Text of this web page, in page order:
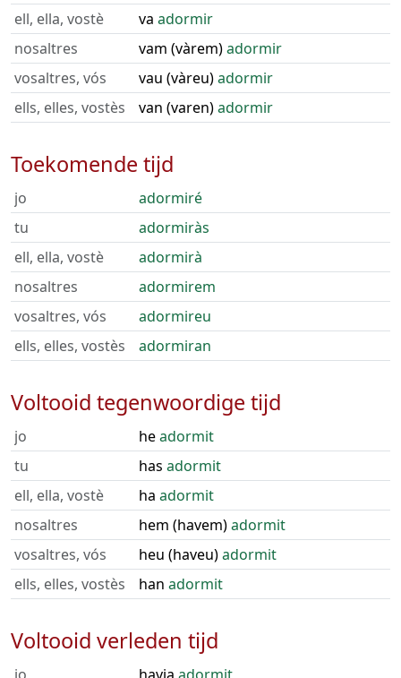
ell, ella, vostè
va adormir
nosaltres
vam (vàrem)adormir
vosaltres, vós
vau (vàreu)adormir
ells, elles, vostès
van (varen)adormir
Toekomende tijd
jo
adormiré
tu
adormiràs
ell, ella, vostè
adormirà
nosaltres
adormirem
vosaltres, vós
adormireu
ells, elles, vostès
adormiran
Voltooid tegenwoordige tijd
jo headormit
tu
has adormit
ell, ella, vostè
ha adormit
nosaltres
hem (havem)adormit
vosaltres, vós
heu (haveu)adormit
ells, elles, vostès
han adormit
Voltooid verleden tijd